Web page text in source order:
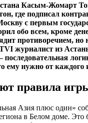
Касым-Жомарт
где подписал
с первым
обо всем, кроме
противоречием, но
журналист из
ему нужно от каждого
правила
Азия плюс один»
в Белом доме. Это